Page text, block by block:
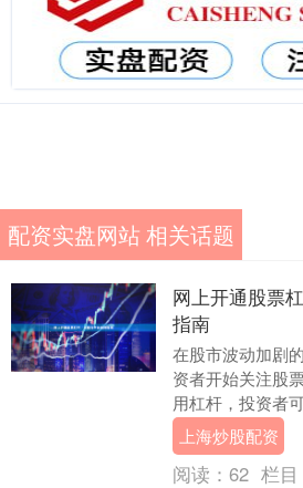
配资实盘网站 相关话题
网上开通股票
指南
在股市波动加剧
资者开始关注股
用杠杆，投资者
大的投资规模，
通股票杠杆并非简
上海炒股配资
阅读： 62 栏目